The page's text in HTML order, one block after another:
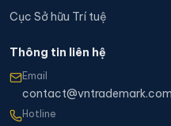
Cục Sở hữu Trí tuệ
Thông tin liên hệ
Email
contact@vntrademark.com
Hotline